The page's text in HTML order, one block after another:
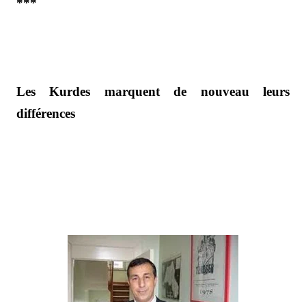
***
Les Kurdes marquent de nouveau leurs
différences